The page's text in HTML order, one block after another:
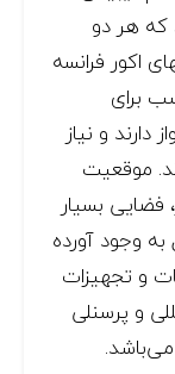
که هر دو
اکور فرانسه
برای
و نیاز
موقعیت
بسیار
وجود آورده
و تجهیزات
و پرسنلی
می‌باشد.